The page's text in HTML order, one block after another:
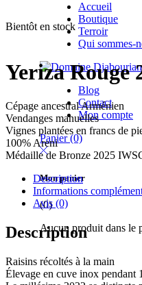
Accueil
Boutique
Terroir
Qui sommes-
Blog
Contact
Mon compte
Panier (0)
Mon panier
(0)
Aucun produit dans le
Bientôt en stock
Yeriza Rouge
Cépage ancestral Arménien
Vendanges manuelles
Vignes plantées en francs de
100% Areni
Médaille de Bronze 2025
Description
Informations
Avis (0)
Description
Raisins récoltés à la main
Élevage en cuve inox pendant